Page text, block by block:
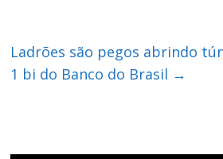
Ladrões são pegos abrindo
1 bi do Banco do Brasil →